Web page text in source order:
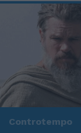
Controtempo